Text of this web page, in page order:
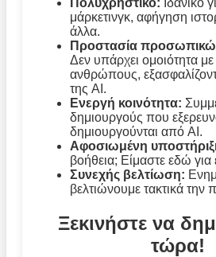
μάρκετινγκ, αφήγηση
άλλα.
Προστασία
Δεν υπάρχει ομοιότητα
ανθρώπους,
της AI.
Ενεργή κοινότητα:
δημιουργούς που
δημιουργούνται από AI.
Αφοσιωμένη
βοήθεια; Είμαστε εδώ για
Συνεχής βελτίωση:
βελτιώνουμε τακτικά την
Ξεκινήστε να
τώρα!